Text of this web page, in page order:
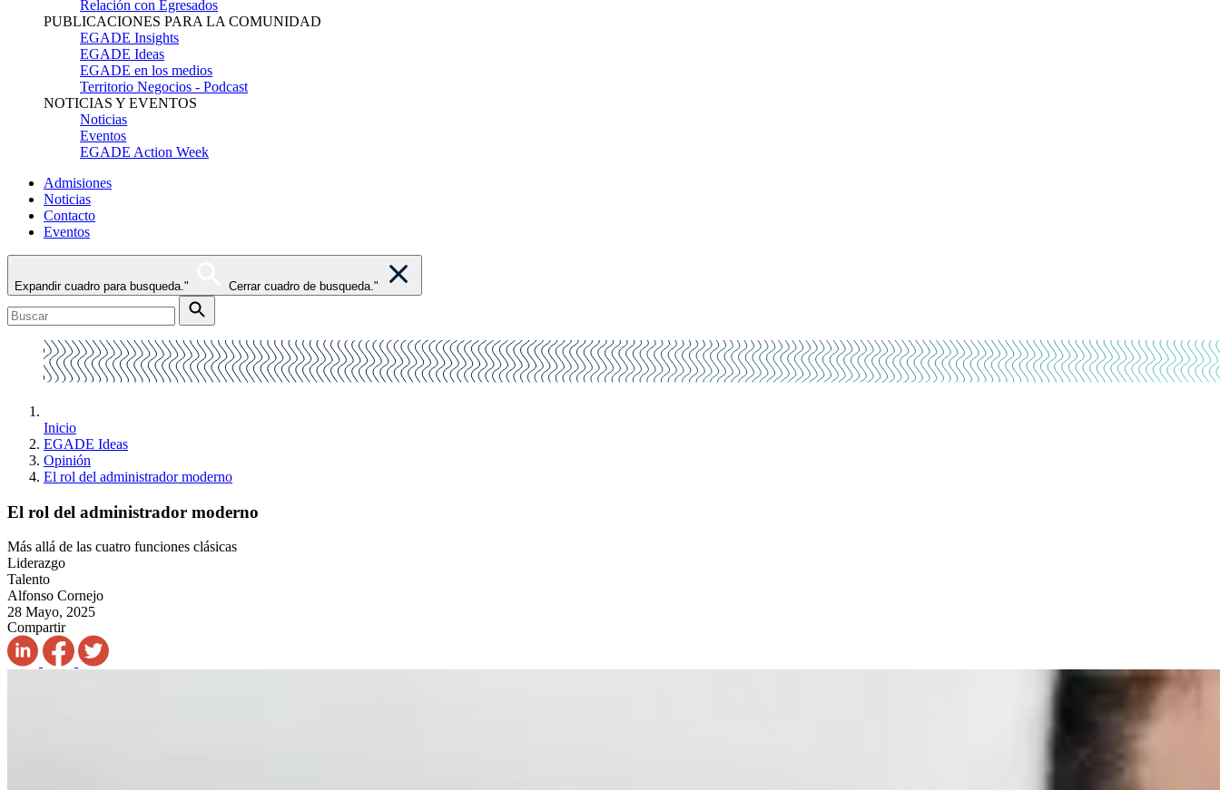
Relación con Egresados
PUBLICACIONES PARA LA COMUNIDAD
EGADE Insights
EGADE Ideas
EGADE en los medios
Territorio Negocios - Podcast
NOTICIAS Y EVENTOS
Noticias
Eventos
EGADE Action Week
Admisiones
Noticias
Contacto
Eventos
Expandir cuadro para busqueda." Cerrar cuadro de busqueda."
Inicio
EGADE Ideas
Opinión
El rol del administrador moderno
El rol del administrador moderno
Más allá de las cuatro funciones clásicas
Liderazgo
Talento
Alfonso Cornejo
28 Mayo, 2025
Compartir